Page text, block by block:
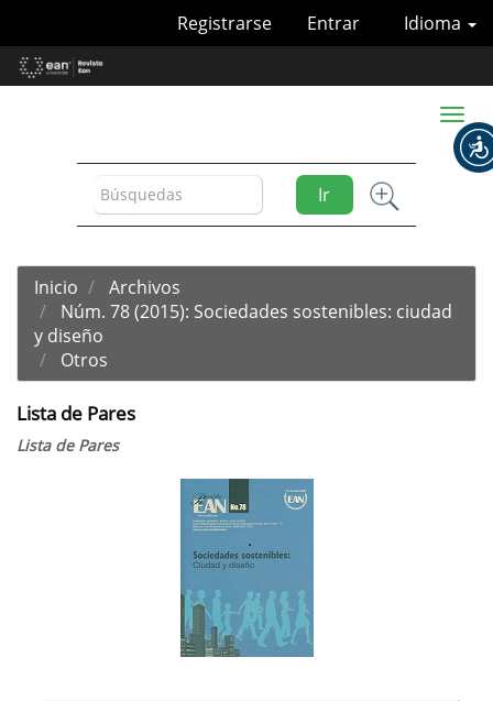
Contenido
principal
Idioma
Registrarse Entrar
Ir
Toggle
Inicio
Archivos
Núm. 78 (2015): Sociedades sostenibles: ciudad
y diseño
Otros
Lista de Pares
Lista de Pares